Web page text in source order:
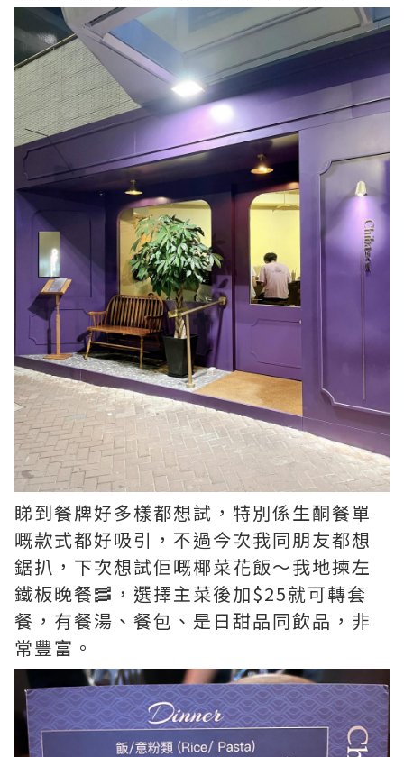
睇到餐牌好多樣都想試，特別係生酮餐單
嘅款式都好吸引，不過今次我同朋友都想
鋸扒，下次想試佢嘅椰菜花飯～我地揀左
鐵板晚餐🥓，選擇主菜後加$25就可轉套
餐，有餐湯、餐包、是日甜品同飲品，非
常豐富。